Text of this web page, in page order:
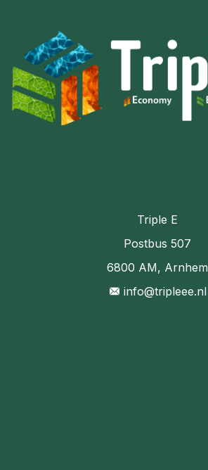
Triple E
Postbus 507
6800 AM, Arnhem
info@tripleee.nl